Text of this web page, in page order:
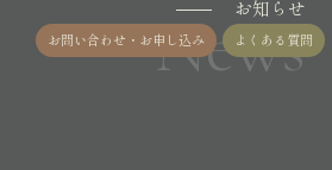
お問い合わせ・お申し込み よくある質問
お知らせ
News